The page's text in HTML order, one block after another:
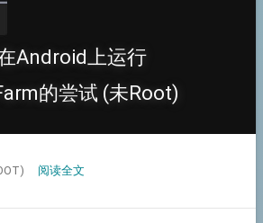
Android上运行
的尝试 (未Root)
阅读全文